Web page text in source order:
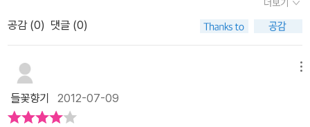
음을 확인하는 과정은 책을 읽는 아이와 부모가 함께 꿈에 대한 이야
기를 진솔하게 나누는 계기가 되어 줄 것이다.
일라에게 폭죽장인이 되려면 `세 가지 선물'을 꼭 가지고 와야 한다고
서 내가 그린 그림에 물주는 장면을 보면 세 개의 원에 각각 재능, 노
력, 행운이라고 써 있다. 라일라는 폭죽 장인이 되기 위한 세 가지 선
물을 다 갖췄는데 나는 어떨까 하는 의문이 들었다. 부모님께 물어보
되고픈 라일라폭죽의 장인 되기 위해선 메라피 산 라즈바니를 찾아가
특제 유황을 얻어와야 한다지요.우리의 라일라 아빠와 친구 출랙과
코끼리 햄릿을 두고 라즈바니를 찾아 떠나요.그러는 과정에서 만나는
사람들어딘지 어수룩한 해적들호수의 여신직간접적으로 라일라를 돕
서 받은 호리병을 건내요.출랙의 마음은 라일라가 폭죽의 장인이 되
더보기
공감 (0) 댓글 (0)
들꽃향기 2012-07-09